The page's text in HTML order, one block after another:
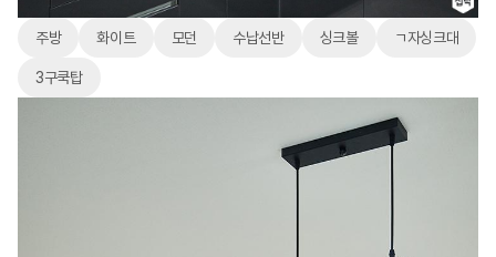
주방 화이트 모던 수납선반 싱크볼 ㄱ자싱크대
3구쿡탑